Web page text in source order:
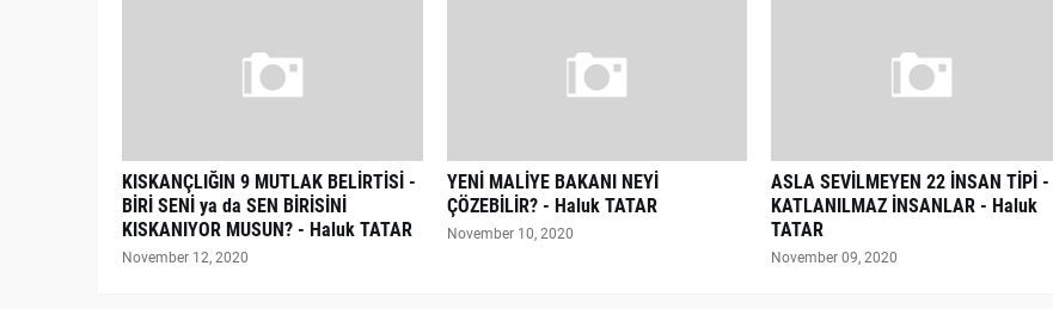
KISKANÇLIĞIN 9 MUTLAK BELİRTİSİ -
BİRİ SENİ ya da SEN BİRİSİNİ
KISKANIYOR MUSUN? - Haluk TATAR
November 12, 2020
YENİ MALİYE BAKANI NEYİ
ÇÖZEBİLİR? - Haluk TATAR
November 10, 2020
ASLA SEVİLMEYEN 22 İNSAN TİPİ -
KATLANILMAZ İNSANLAR - Haluk
TATAR
November 09, 2020